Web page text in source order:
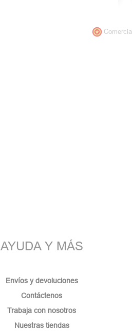
AYUDA Y MÁS
Envíos y devoluciones
Contáctenos
Trabaja con nosotros
Nuestras tiendas